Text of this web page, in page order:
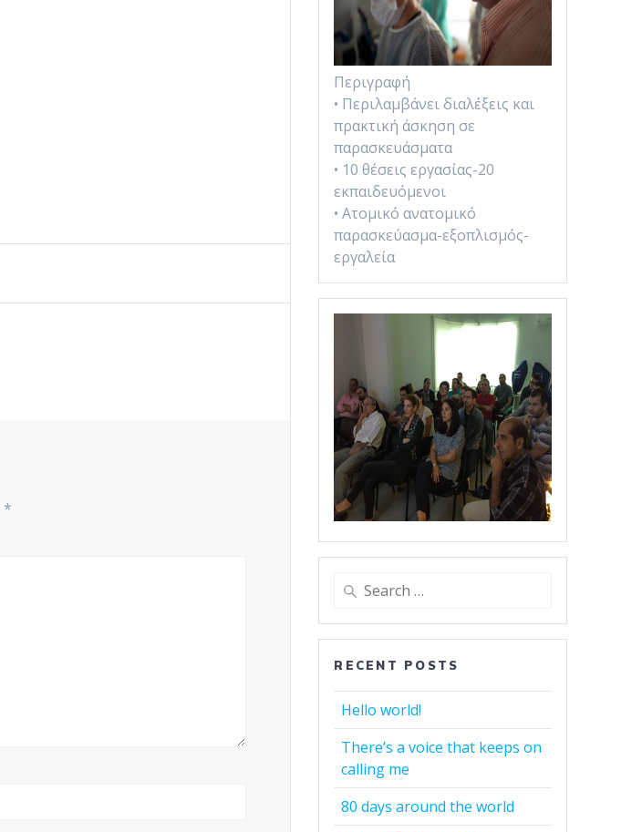
*
Περιγραφή
• Περιλαμβάνει διαλέξεις και
πρακτική άσκηση σε
παρασκευάσματα
• 10 θέσεις εργασίας-20
εκπαιδευόμενοι
• Ατομικό ανατομικό
παρασκεύασμα-εξοπλισμός-
εργαλεία
Search
RECENT POSTS
Hello world!
There’s a voice that keeps on
calling me
80 days around the world